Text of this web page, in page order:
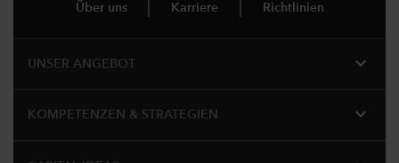
Über uns
Karriere Richtlinien
UNSER ANGEBOT expand_more
KOMPETENZEN & STRATEGIEN expand_more